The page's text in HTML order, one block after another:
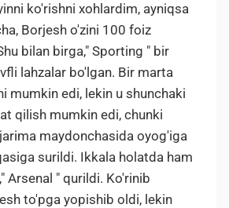
ko'rishni xohlardim, ayniqsa
Borjesh o'zini 100 foiz
bilan birga," Sporting " bir
lahzalar bo'lgan. Bir marta
mumkin edi, lekin u shunchaki
qilish mumkin edi, chunki
maydonchasida oyog'iga
surildi. Ikkala holatda ham
Arsenal " qurildi. Ko'rinib
to'pga yopishib oldi, lekin